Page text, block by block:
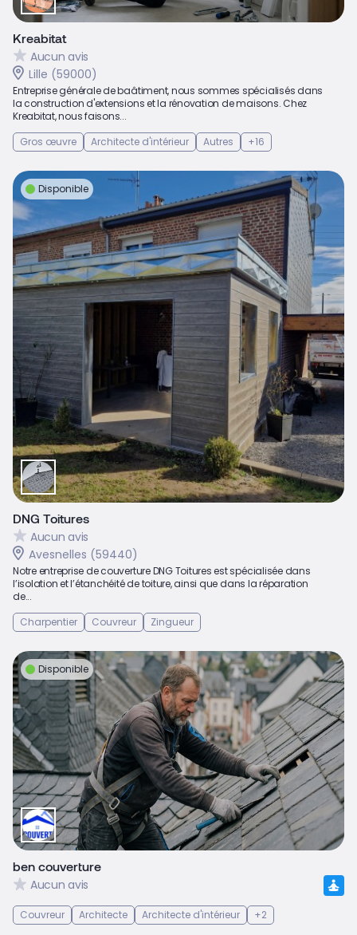
Kreabitat
Aucun avis
Lille (59000)
Entreprise générale de baâtiment, nous sommes spécialisés dans
la construction d'extensions et la rénovation de maisons. Chez
Kreabitat, nous faisons...
Gros œuvre
Architecte d'intérieur Autres +16
Disponible
DNG Toitures
Aucun avis
Avesnelles (59440)
Notre entreprise de couverture DNG Toitures est spécialisée dans
l’isolation et l’étanchéité de toiture, ainsi que dans la réparation
de...
Charpentier
Couvreur Zingueur
Disponible
ben couverture
Aucun avis
Couvreur Architecte Architecte d'intérieur +2